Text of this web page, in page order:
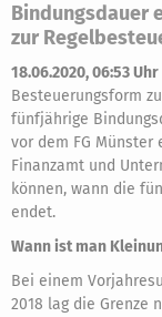
Bindungsdauer
zur
18.06.2020, 06:53 Uhr
Besteuerungsform
fünfjährige
vor dem FG Münster
Finanzamt und
können, wann die
endet.
Wann ist man
Bei einem
2018 lag die Grenze